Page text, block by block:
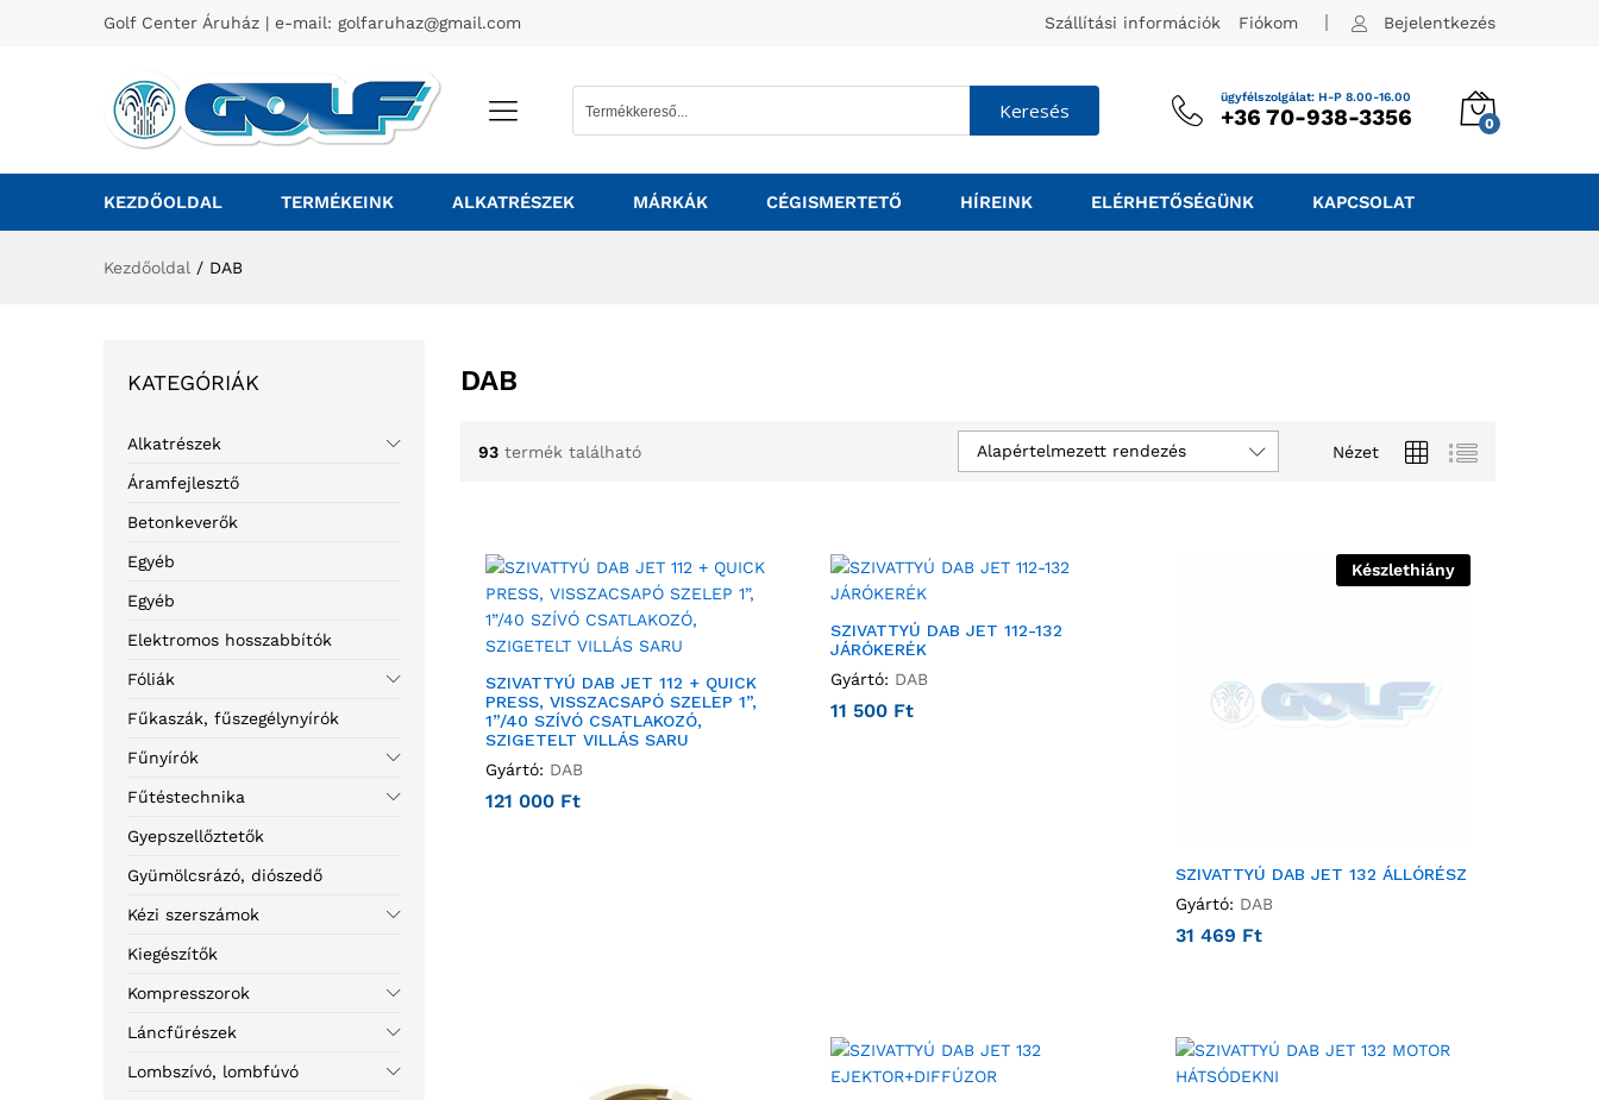
Golf Center Áruház | e-mail: golfaruhaz@gmail.com Szállítási információk Fiókom Bejelentkezés
Keresés
ügyfélszolgálat: H-P 8.00-16.00
+36 70-938-3356 0
KEZDŐOLDAL TERMÉKEINK ALKATRÉSZEK MÁRKÁK CÉGISMERTETŐ HÍREINK ELÉRHETŐSÉGÜNK KAPCSOLAT
Kezdőoldal / DAB
DAB
93 termék található Nézet
Alapértelmezett rendezés
SZIVATTYÚ DAB JET 112 + QUICK
PRESS, VISSZACSAPÓ SZELEP 1”,
1”/40 SZÍVÓ CSATLAKOZÓ,
SZIGETELT VILLÁS SARU
Gyártó: DAB
121 000 Ft
SZIVATTYÚ DAB JET 112-132
JÁRÓKERÉK
Gyártó: DAB
11 500 Ft
Készlethiány
SZIVATTYÚ DAB JET 132 ÁLLÓRÉSZ
Gyártó: DAB
31 469 Ft
KATEGÓRIÁK
Alkatrészek
Áramfejlesztő
Betonkeverők
Egyéb
Egyéb
Elektromos hosszabbítók
Fóliák
Fűkaszák, fűszegélynyírók
Fűnyírók
Fűtéstechnika
Gyepszellőztetők
Gyümölcsrázó, diószedő
Kézi szerszámok
Kiegészítők
Kompresszorok
Láncfűrészek
Lombszívó, lombfúvó